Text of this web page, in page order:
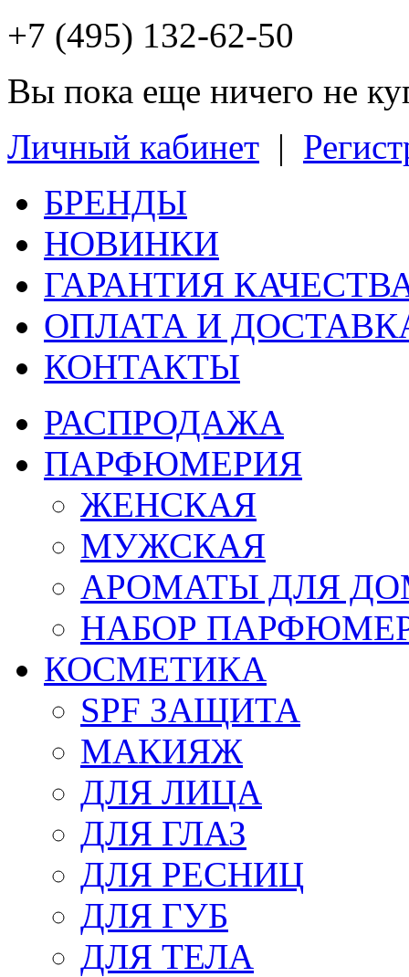
+7 (495) 132-62-50
Вы пока еще ничего не
Личный кабинет |
БРЕНДЫ
НОВИНКИ
ГАРАНТИЯ
ОПЛАТА И
КОНТАКТЫ
РАСПРОДАЖА
ПАРФЮМЕРИЯ
ЖЕНСКАЯ
МУЖСКАЯ
АРОМАТЫ ДЛЯ
НАБОР
КОСМЕТИКА
SPF ЗАЩИТА
МАКИЯЖ
ДЛЯ ЛИЦА
ДЛЯ ГЛАЗ
ДЛЯ РЕСНИЦ
ДЛЯ ГУБ
ДЛЯ ТЕЛА